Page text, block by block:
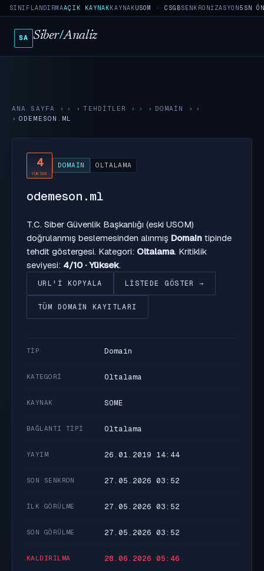
SINIFLANDIRMAAÇIK KAYNAKKAYNAKUSOM · CSGBSENKRONIZASYON5SN
SA Siber/Analiz
ANA SAYFA › TEHDITLER › DOMAIN
›
ODEMESON.ML
4
YÜKSEK
DOMAIN OLTALAMA
odemeson.ml
T.C. Siber Güvenlik Başkanlığı (eski USOM)
doğrulanmış beslemesinden alınmış Domain tipinde
tehdit göstergesi. Kategori: Oltalama. Kritiklik
seviyesi: 4/10 · Yüksek.
URL'I KOPYALA LISTEDE GÖSTER →
TÜM DOMAIN KAYITLARI
TIP Domain
KATEGORI Oltalama
KAYNAK SOME
BAĞLANTI TIPI Oltalama
YAYIM 26.01.2019 14:44
SON SENKRON 27.05.2026 03:52
İLK GÖRÜLME 27.05.2026 03:52
SON GÖRÜLME 27.05.2026 03:52
KALDIRILMA 28.06.2026 05:46